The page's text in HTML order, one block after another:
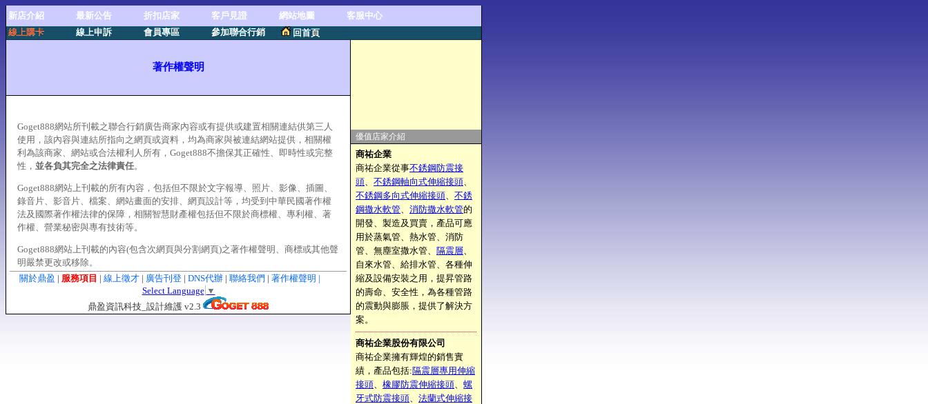
新店介紹 最新公告 折扣店家 客戶見證 網站地圖
客服中心
線上購卡
線上申訴 會員專區 參加聯合行銷 回首頁
著作權聲明
Goget888網站所刊載之聯合行銷廣告商家內容或有提供或建置相關連結供第三人
使用，該內容與連結所指向之網頁或資料，均為商家與被連結網站提供，相關權
利為該商家、網站或合法權利人所有，Goget888不擔保其正確性、即時性或完整
性， 並各負其完全之法律責任。
Goget888網站上刊載的所有內容，包括但不限於文字報導、照片、影像、插圖、
錄音片、影音片、檔案、網站畫面的安排、網頁設計等，均受到中華民國著作權
法及國際著作權法律的保障，相關智慧財產權包括但不限於商標權、專利權、著
作權、營業秘密與專有技術等。
Goget888網站上刊載的內容(包含次網頁與分割網頁)之著作權聲明、商標或其他聲
明嚴禁更改或移除。
關於鼎盈 | 服務項目 | 線上徵才 | 廣告刊登 | DNS代辦 | 聯絡我們 | 著作權聲明 |
Select Language ▼
鼎盈資訊科技_設計維護 v2.3
優值店家介紹
商祐企業
商祐企業從事不銹鋼防震接
頭、 不銹鋼軸向式伸縮接頭、
不銹鋼多向式伸縮接頭、 不銹
鋼撒水軟管、 消防撒水軟管的
開發、製造及買賣，產品可應
用於蒸氣管、熱水管、消防
管、無塵室撒水管、 隔震層、
自來水管、給排水管、各種伸
縮及設備安裝之用，提昇管路
的壽命、安全性，為各種管路
的震動與膨脹，提供了解決方
案。
商祐企業股份有限公司
商祐企業擁有輝煌的銷售實
績，產品包括:隔震層專用伸縮
接頭、 橡膠防震伸縮接頭、 螺
牙式防震接頭、 法蘭式伸縮接